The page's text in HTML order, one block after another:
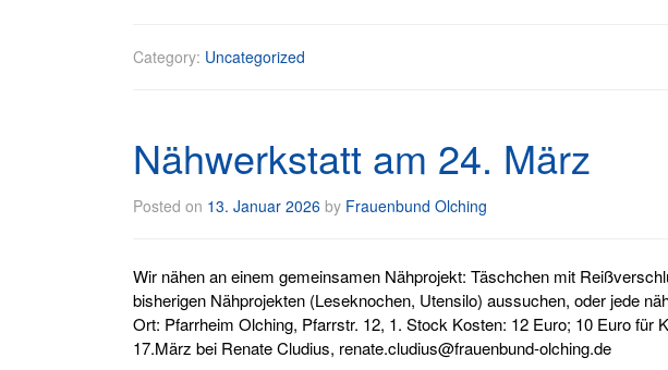
Category: Uncategorized
Nähwerkstatt am 24. März
Posted on 13. Januar 2026 by Frauenbund Olching
Wir nähen an einem gemeinsamen Nähprojekt: Täschchen mit
bisherigen Nähprojekten (Leseknochen, Utensilo) aussuchen, oder jede
Ort: Pfarrheim Olching, Pfarrstr. 12, 1. Stock Kosten: 12 Euro; 10 Euro für
17.März bei Renate Cludius, renate.cludius@frauenbund-olching.de